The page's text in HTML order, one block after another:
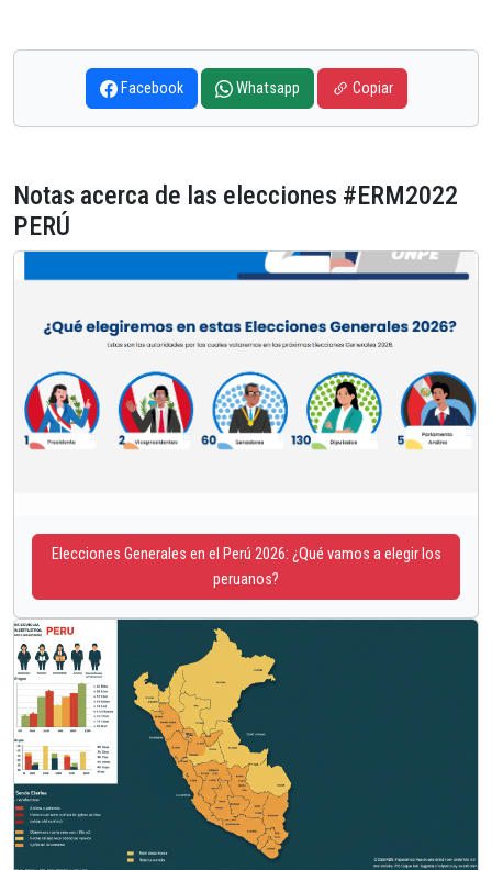
Facebook Whatsapp Copiar
Notas acerca de las elecciones #ERM2022
PERÚ
Elecciones Generales en el Perú 2026: ¿Qué vamos a elegir los
peruanos?